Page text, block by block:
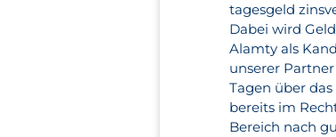
tagesgeld
Dabei wird
Alamty als
unserer
Tagen über
bereits im
Bereich nach